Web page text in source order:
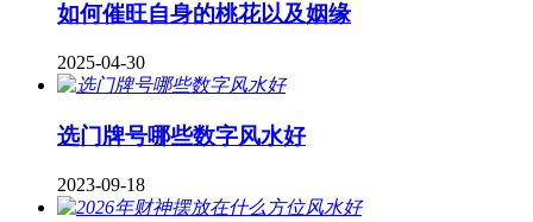
如何催旺自身的桃花以及姻缘
2025-04-30
​选门牌号哪些数字风水好
2023-09-18